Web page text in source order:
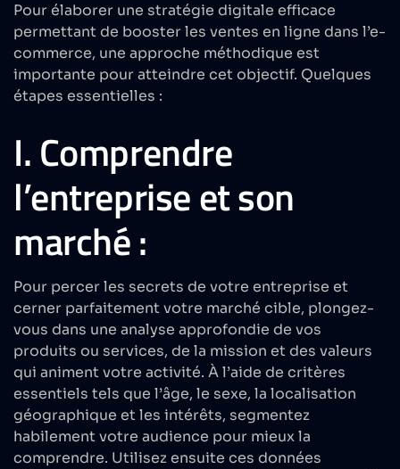
Pour élaborer une stratégie digitale efficace
permettant de booster les ventes en ligne dans l’e-
commerce, une approche méthodique est
importante pour atteindre cet objectif. Quelques
étapes essentielles :
I. Comprendre
l’entreprise et son
marché :
Pour percer les secrets de votre entreprise et
cerner parfaitement votre marché cible, plongez-
vous dans une analyse approfondie de vos
produits ou services, de la mission et des valeurs
qui animent votre activité. À l’aide de critères
essentiels tels que l’âge, le sexe, la localisation
géographique et les intérêts, segmentez
habilement votre audience pour mieux la
comprendre. Utilisez ensuite ces données